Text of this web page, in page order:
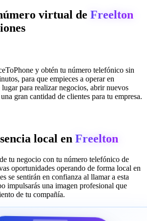
virtual de Freelton
y obtén tu número telefónico sin
para que empieces a operar en
lugar para realizar negocios, abrir nuevos
gran cantidad de clientes para tu empresa.
local en Freelton
tu negocio con tu número telefónico de
oportunidades operando de forma local en
se sentirán en confianza al llamar a esta
impulsarás una imagen profesional que
de tu compañía.